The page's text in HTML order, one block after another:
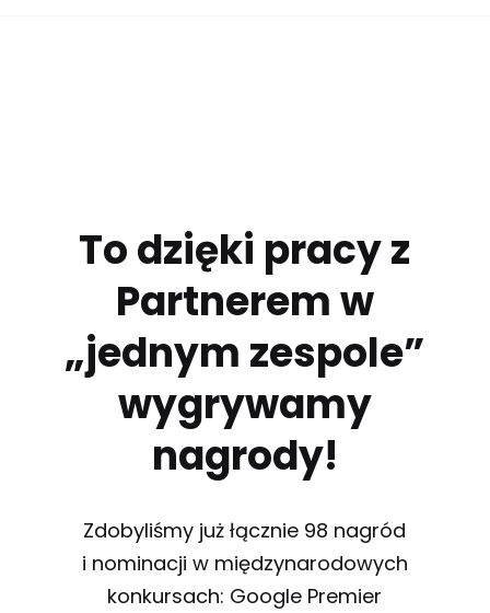
To dzięki pracy z
Partnerem w
„jednym zespole”
wygrywamy
nagrody!
Zdobyliśmy już łącznie 98 nagród
i nominacji w międzynarodowych
konkursach: Google Premier